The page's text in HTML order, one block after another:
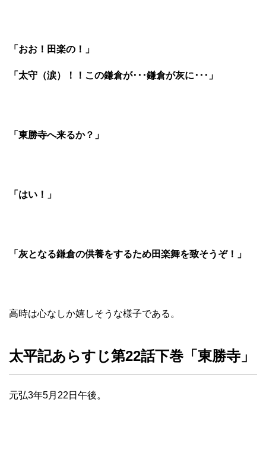
「おお！田楽の！」
「太守（涙）！！この鎌倉が･･･鎌倉が灰に･･･」
「東勝寺へ来るか？」
「はい！」
「灰となる鎌倉の供養をするため田楽舞を致そうぞ！」
高時は心なしか嬉しそうな様子である。
太平記あらすじ第22話下巻「東勝寺」
元弘3年5月22日午後。